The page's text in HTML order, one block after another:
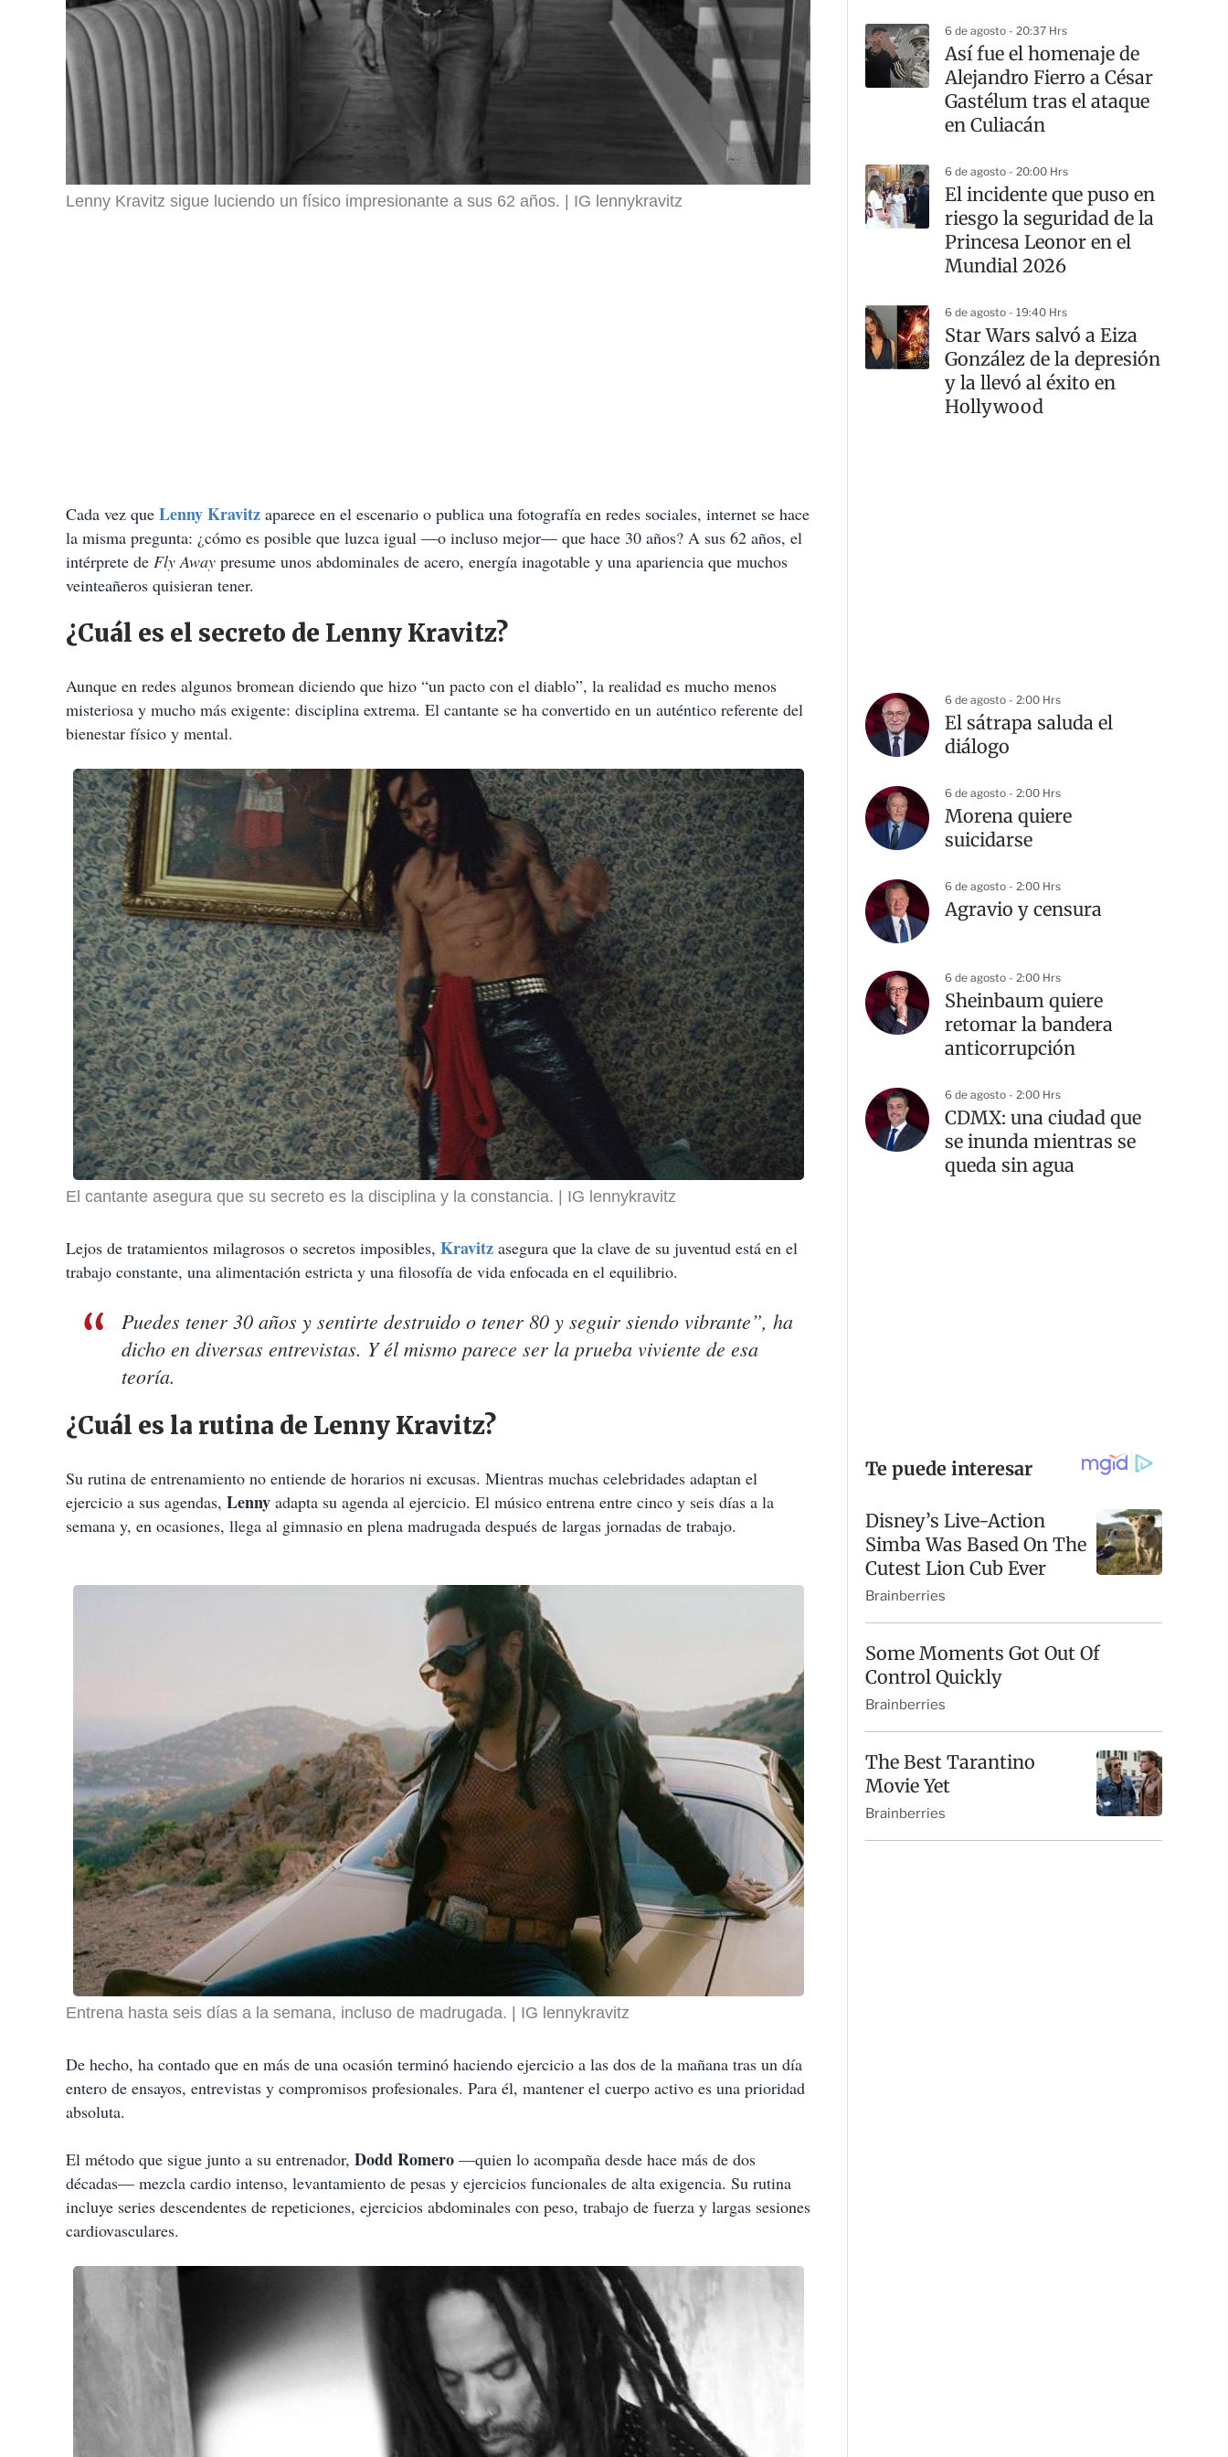
Lenny Kravitz sigue luciendo un físico impresionante a sus 62 años. IG lennykravitz
Cada vez que Lenny Kravitz aparece en el escenario o publica una fotografía en redes sociales, internet se hace
la misma pregunta: ¿cómo es posible que luzca igual —o incluso mejor— que hace 30 años? A sus 62 años, el
intérprete de Fly Away presume unos abdominales de acero, energía inagotable y una apariencia que muchos
veinteañeros quisieran tener.
¿Cuál es el secreto de Lenny Kravitz?
Aunque en redes algunos bromean diciendo que hizo “un pacto con el diablo”, la realidad es mucho menos
misteriosa y mucho más exigente: disciplina extrema. El cantante se ha convertido en un auténtico referente del
bienestar físico y mental.
El cantante asegura que su secreto es la disciplina y la constancia. IG lennykravitz
Lejos de tratamientos milagrosos o secretos imposibles, Kravitz asegura que la clave de su juventud está en el
trabajo constante, una alimentación estricta y una filosofía de vida enfocada en el equilibrio.
Puedes tener 30 años y sentirte destruido o tener 80 y seguir siendo vibrante”, ha
dicho en diversas entrevistas. Y él mismo parece ser la prueba viviente de esa
teoría.
¿Cuál es la rutina de Lenny Kravitz?
Su rutina de entrenamiento no entiende de horarios ni excusas. Mientras muchas celebridades adaptan el
ejercicio a sus agendas, Lenny adapta su agenda al ejercicio. El músico entrena entre cinco y seis días a la
semana y, en ocasiones, llega al gimnasio en plena madrugada después de largas jornadas de trabajo.
Entrena hasta seis días a la semana, incluso de madrugada. IG lennykravitz
De hecho, ha contado que en más de una ocasión terminó haciendo ejercicio a las dos de la mañana tras un día
entero de ensayos, entrevistas y compromisos profesionales. Para él, mantener el cuerpo activo es una prioridad
absoluta.
El método que sigue junto a su entrenador, Dodd Romero —quien lo acompaña desde hace más de dos
décadas— mezcla cardio intenso, levantamiento de pesas y ejercicios funcionales de alta exigencia. Su rutina
incluye series descendentes de repeticiones, ejercicios abdominales con peso, trabajo de fuerza y largas sesiones
cardiovasculares.
6 de agosto - 20:37 Hrs
Así fue el homenaje de
Alejandro Fierro a César
Gastélum tras el ataque
en Culiacán
6 de agosto - 20:00 Hrs
El incidente que puso en
riesgo la seguridad de la
Princesa Leonor en el
Mundial 2026
6 de agosto - 19:40 Hrs
Star Wars salvó a Eiza
González de la depresión
y la llevó al éxito en
Hollywood
6 de agosto - 2:00 Hrs
El sátrapa saluda el
diálogo
6 de agosto - 2:00 Hrs
Morena quiere
suicidarse
6 de agosto - 2:00 Hrs
Agravio y censura
6 de agosto - 2:00 Hrs
Sheinbaum quiere
retomar la bandera
anticorrupción
6 de agosto - 2:00 Hrs
CDMX: una ciudad que
se inunda mientras se
queda sin agua